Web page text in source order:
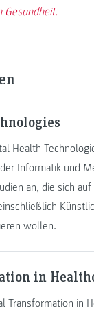
Gesundheit.
Health
Informatik und
an, die sich auf
wollen.
in
Transformation in